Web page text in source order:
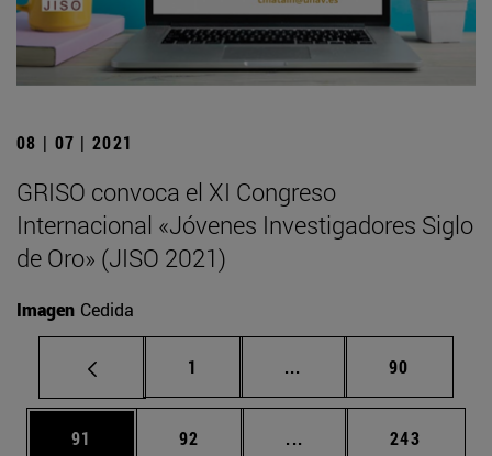
08 | 07 | 2021
GRISO convoca el XI Congreso
Internacional «Jóvenes Investigadores Siglo
de Oro» (JISO 2021)
Imagen Cedida
Página
1 ... Páginas intermedias
Página
90
Página
91 Página
92 ... Páginas intermedias
Página
243